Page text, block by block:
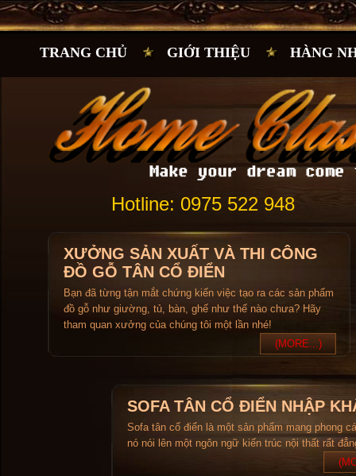
TRANG CHỦ GIỚI THIỆU HÀNG
Hotline: 0975 522 948
XƯỞNG SẢN XUẤT VÀ THI CÔNG
ĐỒ GỖ TÂN CỔ ĐIỂN
Bạn đã từng tận mắt chứng kiến việc tạo ra các sản phẩm
đồ gỗ như giường, tủ, bàn, ghế như thế nào chưa? Hãy
tham quan xưởng của chúng tôi một lần nhé!
(MORE...)
SOFA TÂN CỔ ĐIỂN NHẬP
Sofa tân cổ điển là một sản phẩm mang phong
nó nói lên một ngôn ngữ kiến trúc nội thất rất